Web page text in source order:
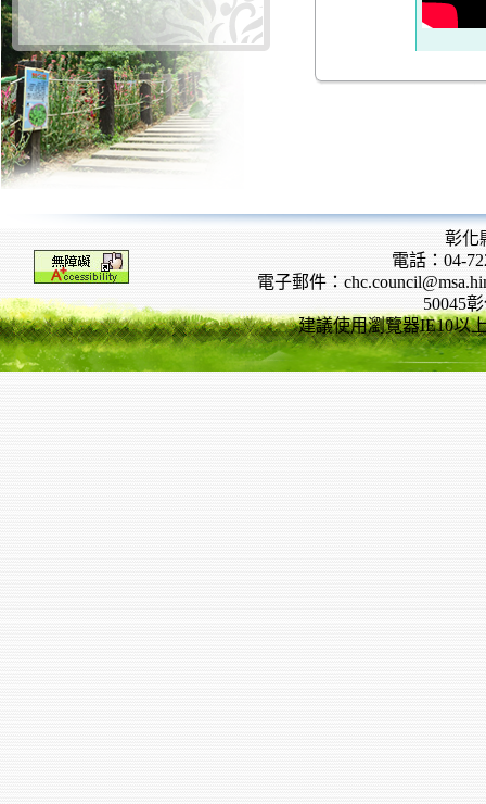
彰化
電話：04-
電子郵件：
50045
建議使用瀏覽器IE10以